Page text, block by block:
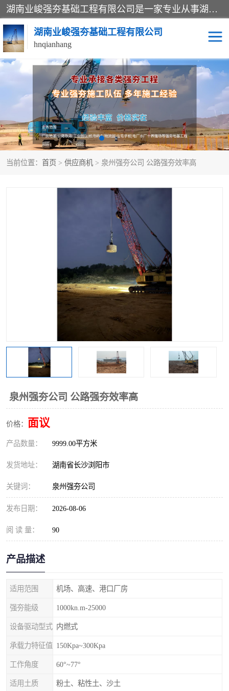
湖南业峻强夯基础工程有限公司是一家专业从事湖南强夯基础工程、强夯机租赁，地基处理的施工单位。业务覆盖：湖南、广东，江西等地。可承接1000KN.m-25000KN.m强夯（置换）工程。公司创始人是国内较早期从事强夯施工的建设者，经过多年的一步一个脚印的发展，在行业内具有较高的度和良好的口碑。
湖南业峻强夯基础工程有限公司
hnqianhang
当前位置： 首页 > 供应商机 > 泉州强夯公司 公路强夯效率高
泉州强夯公司 公路强夯效率高
价格： 面议
产品数量： 9999.00平方米
发货地址： 湖南省长沙浏阳市
关键词： 泉州强夯公司
发布日期： 2026-08-06
阅 读 量： 90
产品描述
适用范围 机场、高速、港口厂房
强夯能级 1000kn.m-25000
设备驱动型式 内燃式
承载力特征值 150Kpa~300Kpa
工作角度 60°~77°
适用土质 粉土、粘性土、沙土
强夯施工案例 强夯机租赁
强夯施工工程 强夯施工队伍
强夯队伍